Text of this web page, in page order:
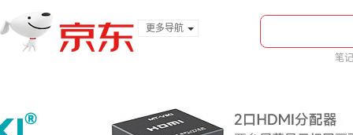
更多导航
笔